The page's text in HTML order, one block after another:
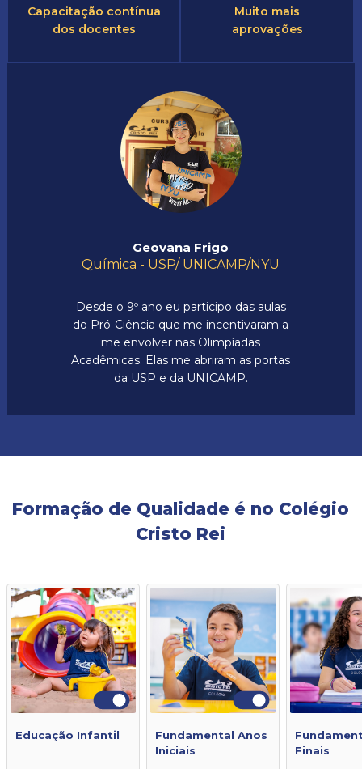
Capacitação contínua
dos docentes
Muito mais
aprovações
Geovana Frigo
Química - USP/ UNICAMP/NYU
Desde o 9º ano eu participo das aulas
do Pró-Ciência que me incentivaram a
me envolver nas Olimpíadas
Acadêmicas. Elas me abriram as portas
da USP e da UNICAMP.
Formação de Qualidade é no Colégio
Cristo Rei
Educação Infantil
Fundamental Anos
Iniciais
Finais